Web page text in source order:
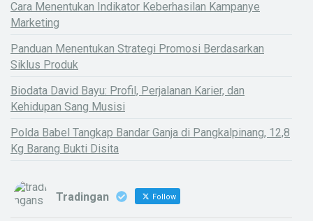
Cara Menentukan Indikator Keberhasilan Kampanye
Marketing
Panduan Menentukan Strategi Promosi Berdasarkan
Siklus Produk
Biodata David Bayu: Profil, Perjalanan Karier, dan
Kehidupan Sang Musisi
Polda Babel Tangkap Bandar Ganja di Pangkalpinang, 12,8
Kg Barang Bukti Disita
Tradingan Follow